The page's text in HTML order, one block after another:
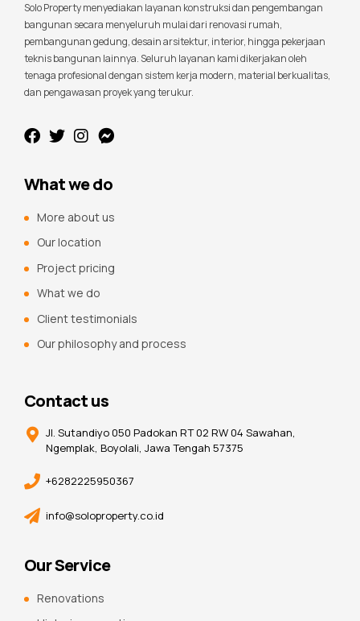
Solo Property menyediakan layanan konstruksi dan pengembangan
bangunan secara menyeluruh mulai dari renovasi rumah,
pembangunan gedung, desain arsitektur, interior, hingga pekerjaan
teknis bangunan lainnya. Seluruh layanan kami dikerjakan oleh
tenaga profesional dengan sistem kerja modern, material berkualitas,
dan pengawasan proyek yang terukur.
What we do
More about us
Our location
Project pricing
What we do
Client testimonials
Our philosophy and process
Contact us
Jl. Sutandiyo 050 Padokan RT 02 RW 04 Sawahan,
Ngemplak, Boyolali, Jawa Tengah 57375
+6282225950367
info@soloproperty.co.id
Our Service
Renovations